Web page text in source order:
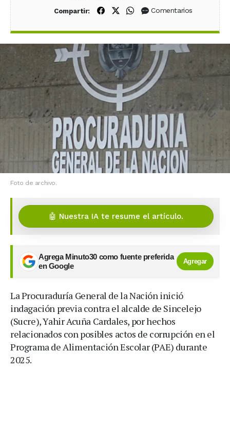
Compartir: Compartir en Facebook
Compartir en X (Twitter)
Compartir en WhatsApp
Comentarios
Foto de archivo.
🤖 Nuestra IA te resume el artículo.
Agrega Minuto30 como fuente preferida
en Google
Agregar
La Procuraduría General de la Nación inició
indagación previa contra el alcalde de Sincelejo
(Sucre), Yahir Acuña Cardales, por hechos
relacionados con posibles actos de corrupción en el
Programa de Alimentación Escolar (PAE) durante
2025.